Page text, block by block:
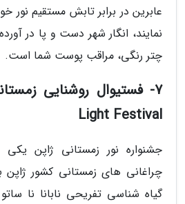
عابرین در برابر تابش مستقیم
نمایند، انگار شهر دست و پا در
چتر رنگی، مراقب پوست شما است.
Light Festival
جشنواره نور زمستانی ژاپن یکی
چراغانی های زمستانی کشور
گیاه شناسی تفریحی نابانا نا